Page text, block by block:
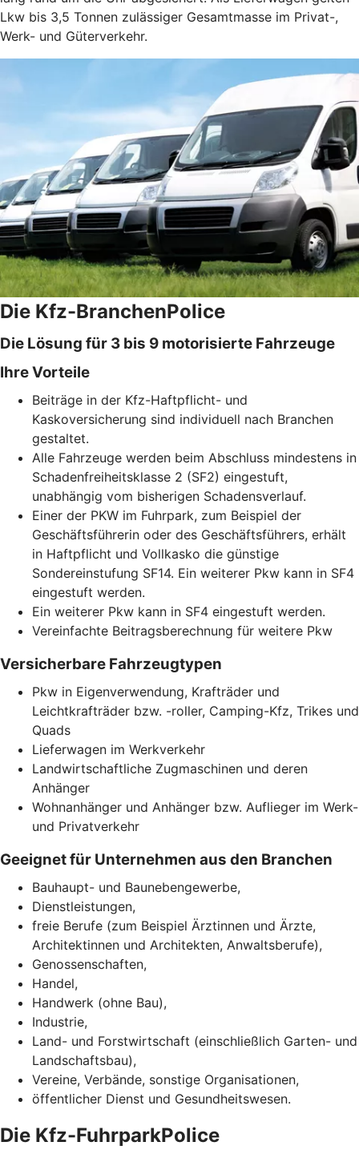
Lkw bis 3,5 Tonnen zulässiger Gesamtmasse im Privat-,
Werk- und Güterverkehr.
Die Kfz-BranchenPolice
Die Lösung für 3 bis 9 motorisierte Fahrzeuge
Ihre Vorteile
Beiträge in der Kfz-Haftpflicht- und
Kaskoversicherung sind individuell nach Branchen
gestaltet.
Alle Fahrzeuge werden beim Abschluss mindestens in
Schadenfreiheitsklasse 2 (SF2) eingestuft,
unabhängig vom bisherigen Schadensverlauf.
Einer der PKW im Fuhrpark, zum Beispiel der
Geschäftsführerin oder des Geschäftsführers, erhält
in Haftpflicht und Vollkasko die günstige
Sondereinstufung SF14. Ein weiterer Pkw kann in SF4
eingestuft werden.
Ein weiterer Pkw kann in SF4 eingestuft werden.
Vereinfachte Beitragsberechnung für weitere Pkw
Versicherbare Fahrzeugtypen
Pkw in Eigenverwendung, Krafträder und
Leichtkrafträder bzw. -roller, Camping-Kfz, Trikes und
Quads
Lieferwagen im Werkverkehr
Landwirtschaftliche Zugmaschinen und deren
Anhänger
Wohnanhänger und Anhänger bzw. Auflieger im Werk-
und Privatverkehr
Geeignet für Unternehmen aus den Branchen
Bauhaupt- und Baunebengewerbe,
Dienstleistungen,
freie Berufe (zum Beispiel Ärztinnen und Ärzte,
Architektinnen und Architekten, Anwaltsberufe),
Genossenschaften,
Handel,
Handwerk (ohne Bau),
Industrie,
Land- und Forstwirtschaft (einschließlich Garten- und
Landschaftsbau),
Vereine, Verbände, sonstige Organisationen,
öffentlicher Dienst und Gesundheitswesen.
Die Kfz-FuhrparkPolice